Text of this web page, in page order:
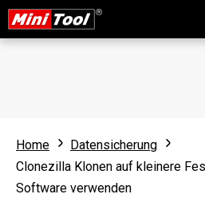
Home
Datensicherung
Clonezilla Klonen auf kleinere
Software verwenden